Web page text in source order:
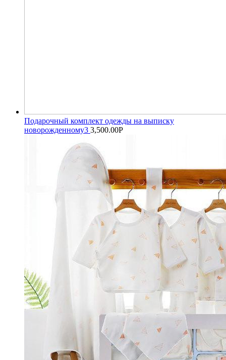
Подарочный комплект одежды на выписку
новорожденному3 3,500.00Р